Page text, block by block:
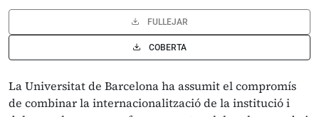
FULLEJAR
COBERTA
La Universitat de Barcelona ha assumit el compromís
de combinar la internacionalització de la institució i